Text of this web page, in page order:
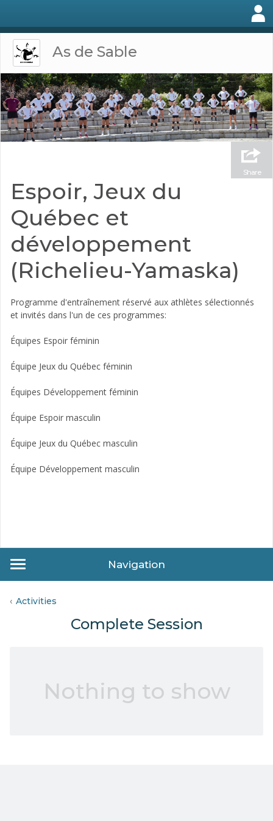
As de Sable
Share
Espoir, Jeux du
Québec et
développement
(Richelieu-Yamaska)
Programme d'entraînement réservé aux athlètes sélectionnés
et invités dans l'un de ces programmes:
Équipes Espoir féminin
Équipe Jeux du Québec féminin
Équipes Développement féminin
Équipe Espoir masculin
Équipe Jeux du Québec masculin
Équipe Développement masculin
Navigation
Activities
Complete Session
Nothing to show